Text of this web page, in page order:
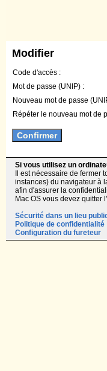
Modifier
Code d'accès :
Mot de passe (UNIP) :
Nouveau mot de passe
Répéter le nouveau mot de
Si vous utilisez un
Il est nécessaire de fermer
instances) du navigateur à
afin d'assurer la
Mac OS vous devez quitter
Sécurité dans un lieu
Politique de confidentialité
Configuration du fureteur